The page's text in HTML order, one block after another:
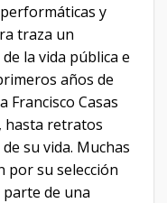
y
traza un
la vida pública e
años de
Casas
hasta retratos
su vida. Muchas
por su selección
de una